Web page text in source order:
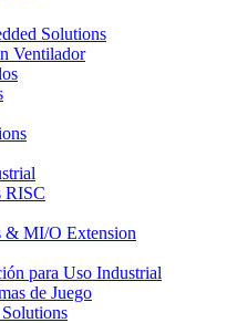
Solutions
Ventilador
RISC
& MI/O Extension
para Uso Industrial
de Juego